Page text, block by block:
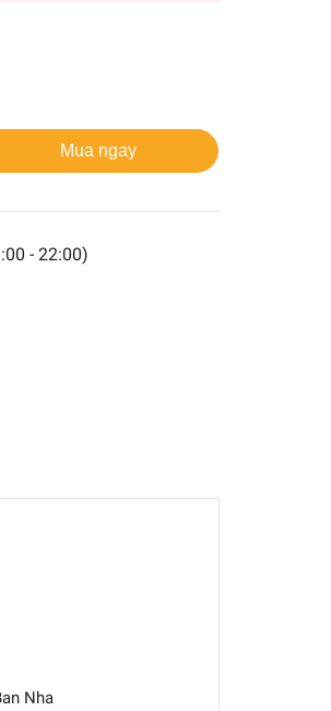
Mua ngay
- 22:00)
Nha